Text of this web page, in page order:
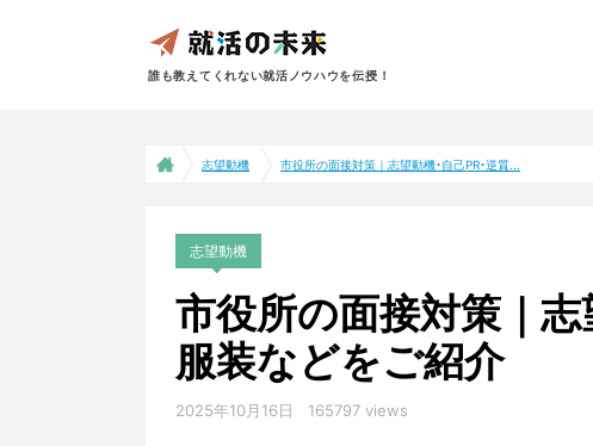
誰も教えてくれない就活ノウハウを伝授！
志望動機 市役所の面接対策｜志望動機・自己PR・逆質...
志望動機
市役所の面接対策｜志
服装などをご紹介
2025年10月16日 165797 views